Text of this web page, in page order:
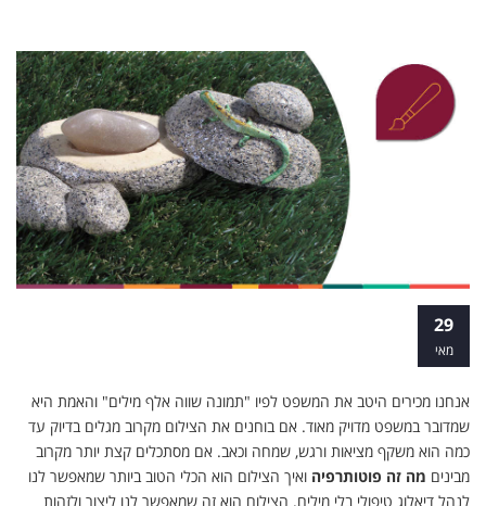
29
מאי
אנחנו מכירים היטב את המשפט לפיו "תמונה שווה אלף מילים" והאמת היא
שמדובר במשפט מדויק מאוד. אם בוחנים את הצילום מקרוב מגלים בדיוק עד
כמה הוא משקף מציאות ורגש, שמחה וכאב. אם מסתכלים קצת יותר מקרוב
מבינים מה זה פוטותרפיה ואיך הצילום הוא הכלי הטוב ביותר שמאפשר לנו
לנהל דיאלוג טיפולי בלי מילים. הצילום הוא זה שמאפשר לנו ליצור ולזהות